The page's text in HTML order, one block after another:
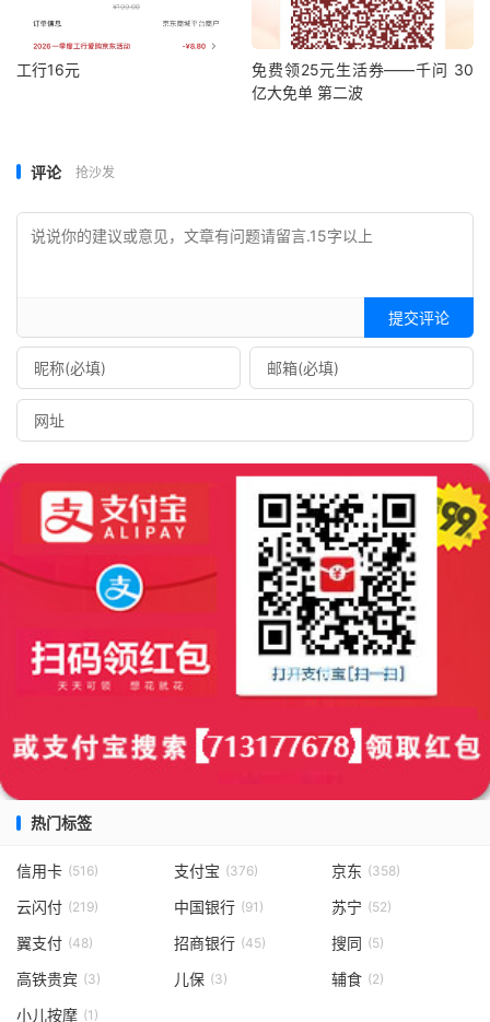
工行16元
免费领25元生活券——千问 30
亿大免单 第二波
评论 抢沙发
提交评论
热门标签
信用卡 (516) 支付宝 (376) 京东 (358)
云闪付 (219) 中国银行 (91) 苏宁 (52)
翼支付 (48) 招商银行 (45) 搜同 (5)
高铁贵宾 (3) 儿保 (3) 辅食 (2)
小儿按摩 (1)